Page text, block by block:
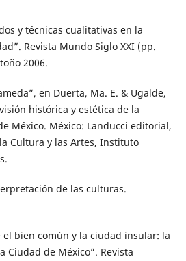
y técnicas cualitativas en la
Revista Mundo Siglo XXI (pp.
2006.
en Duerta, Ma. E. & Ugalde,
histórica y estética de la
México. México: Landucci editorial,
Cultura y las Artes, Instituto
de las culturas.
el bien común y la ciudad insular: la
Ciudad de México”. Revista